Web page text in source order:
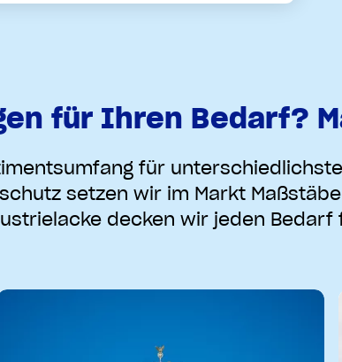
für Ihren Bedarf?
für
setzen wir im Markt
decken wir jeden Bedarf